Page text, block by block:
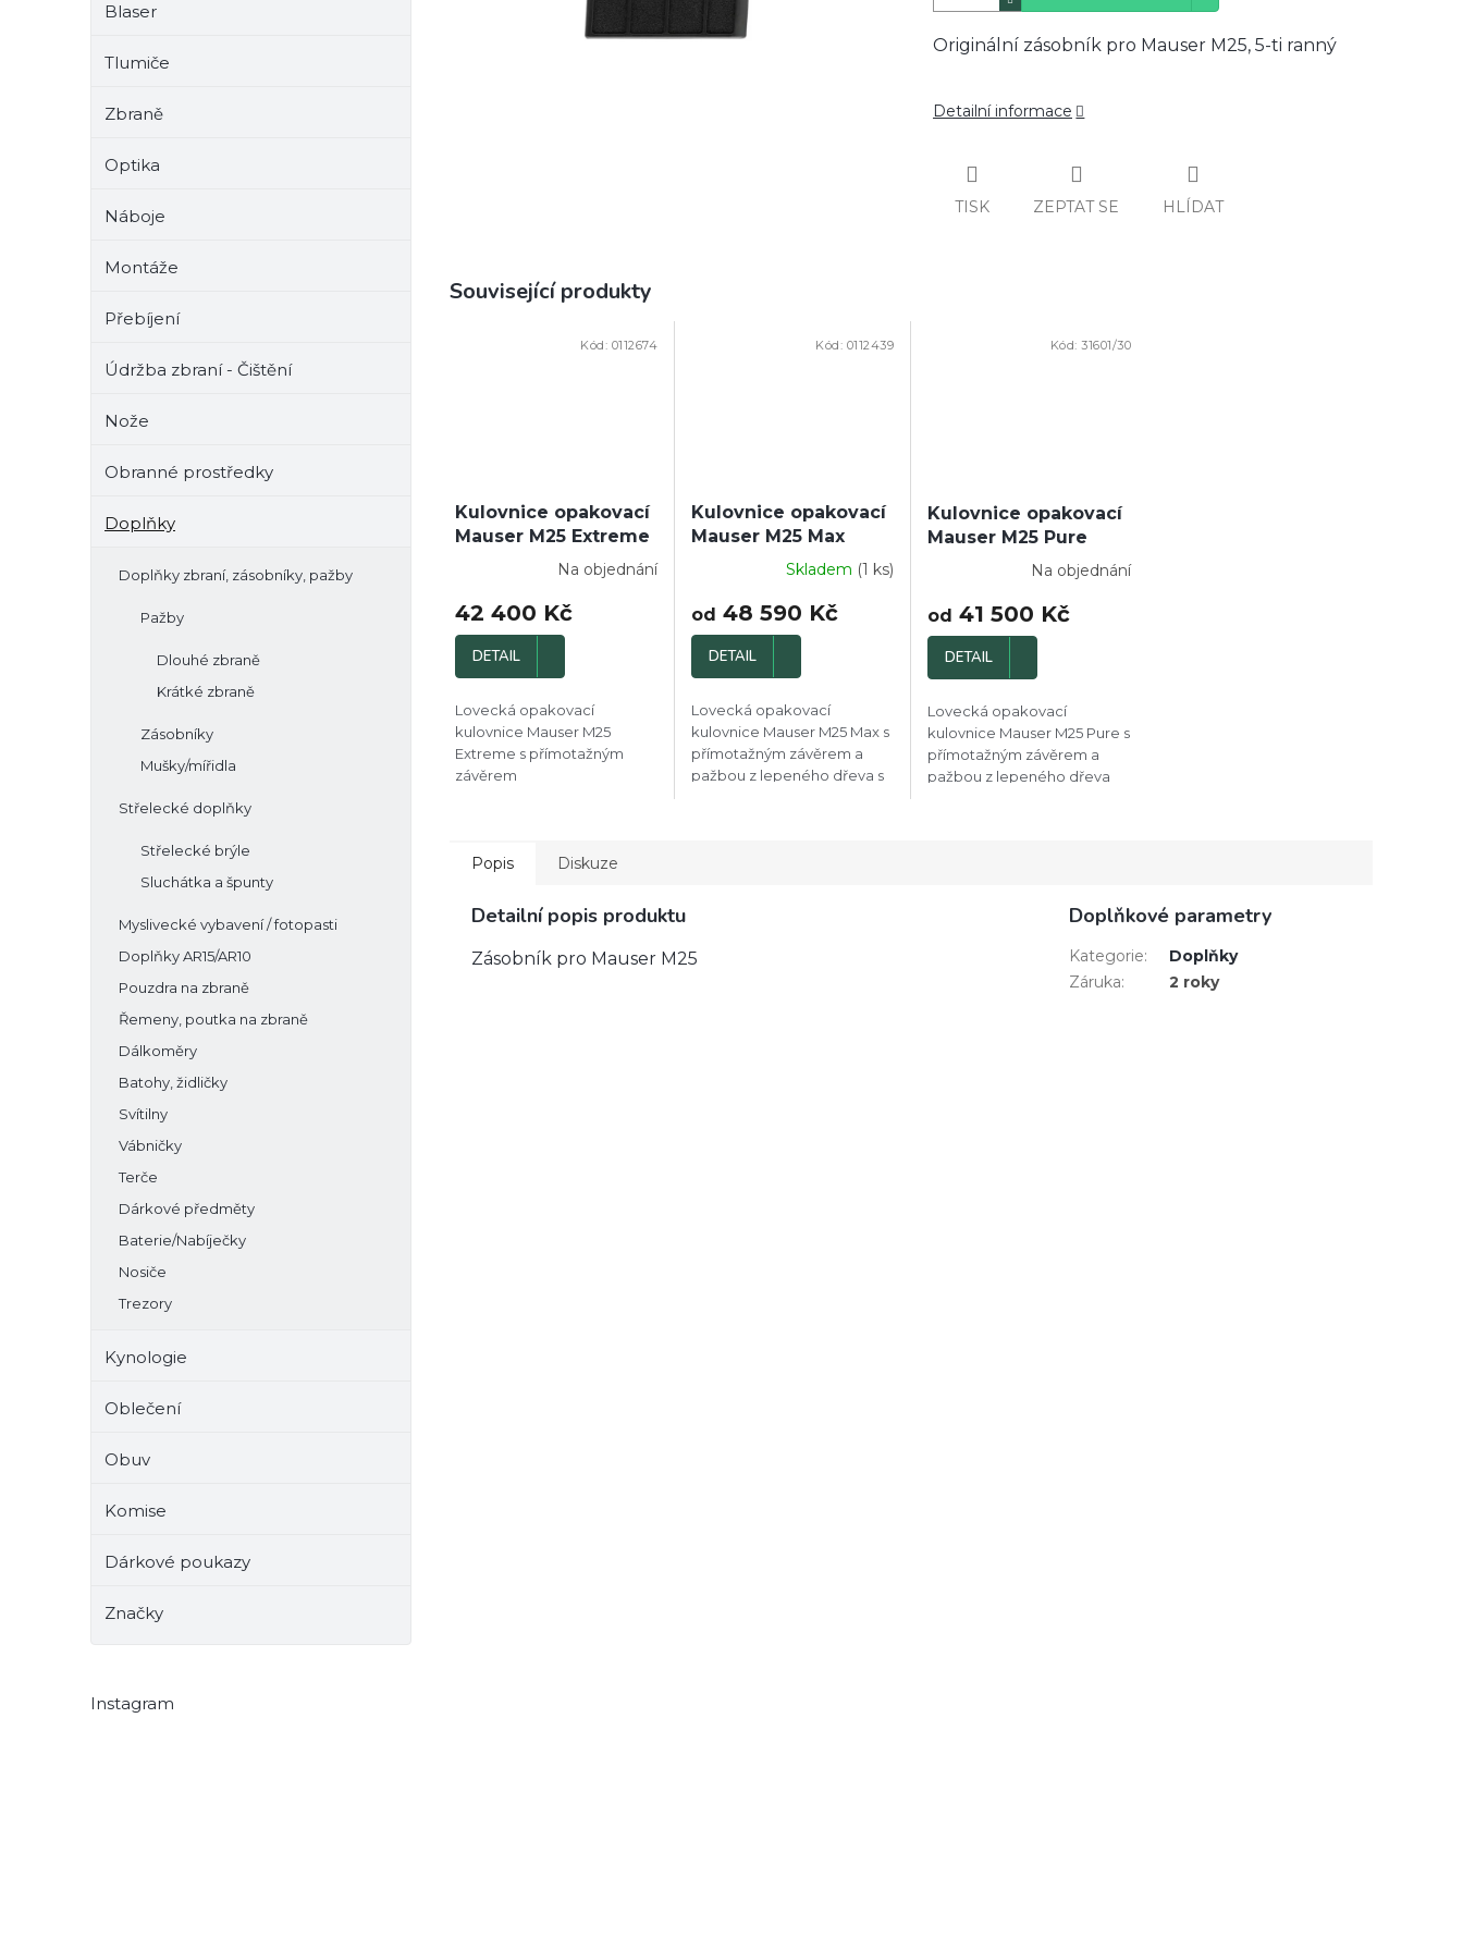
Blaser
Tlumiče
Zbraně
Optika
Náboje
Montáže
Přebíjení
Údržba zbraní - Čištění
Nože
Obranné prostředky
Doplňky
Doplňky zbraní, zásobníky, pažby
Pažby
Dlouhé zbraně
Krátké zbraně
Zásobníky
Mušky/mířidla
Střelecké doplňky
Střelecké brýle
Sluchátka a špunty
Myslivecké vybavení / fotopasti
Doplňky AR15/AR10
Pouzdra na zbraně
Řemeny, poutka na zbraně
Dálkoměry
Batohy, židličky
Svítilny
Vábničky
Terče
Dárkové předměty
Baterie/Nabíječky
Nosiče
Trezory
Kynologie
Oblečení
Obuv
Komise
Dárkové poukazy
Značky
Instagram
Originální zásobník pro Mauser M25, 5-ti ranný
Detailní informace
TISK ZEPTAT SE HLÍDAT
Související produkty
Kulovnice opakovací
Mauser M25 Extreme
Na objednání
42 400 Kč
DETAIL
Lovecká opakovací
kulovnice Mauser M25
Extreme s přímotažným
závěrem
Kód: 0112674
Kulovnice opakovací
Mauser M25 Max
produktu
je
4,0
z
hvězdiček.
Skladem (1 ks)
od 48 590 Kč
DETAIL
Lovecká opakovací
kulovnice Mauser M25 Max s
přímotažným závěrem a
pažbou z lepeného dřeva s
Kód: 0112439
Kulovnice opakovací
Mauser M25 Pure
Na objednání
od 41 500 Kč
DETAIL
Lovecká opakovací
kulovnice Mauser M25 Pure s
přímotažným závěrem a
pažbou z lepeného dřeva
Kód: 31601/30
Popis Diskuze
Detailní popis produktu
Zásobník pro Mauser M25
Doplňkové parametry
Kategorie:
Doplňky
Záruka: 2 roky